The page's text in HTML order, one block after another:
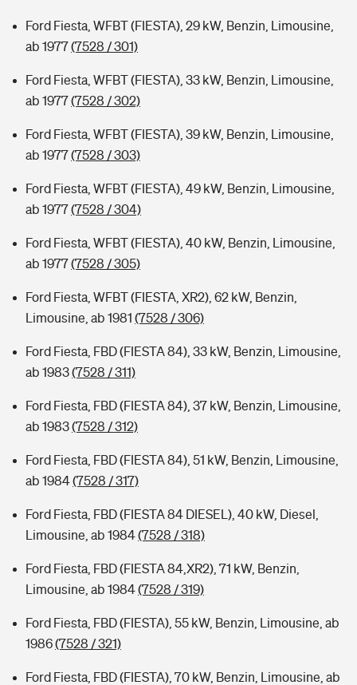
Ford Fiesta, WFBT (FIESTA), 29 kW, Benzin, Limousine,
ab 1977(7528 / 301)
Ford Fiesta, WFBT (FIESTA), 33 kW, Benzin, Limousine,
ab 1977(7528 / 302)
Ford Fiesta, WFBT (FIESTA), 39 kW, Benzin, Limousine,
ab 1977(7528 / 303)
Ford Fiesta, WFBT (FIESTA), 49 kW, Benzin, Limousine,
ab 1977(7528 / 304)
Ford Fiesta, WFBT (FIESTA), 40 kW, Benzin, Limousine,
ab 1977(7528 / 305)
Ford Fiesta, WFBT (FIESTA, XR2), 62 kW, Benzin,
Limousine, ab 1981 (7528 / 306)
Ford Fiesta, FBD (FIESTA 84), 33 kW, Benzin, Limousine,
ab 1983(7528 / 311)
Ford Fiesta, FBD (FIESTA 84), 37 kW, Benzin, Limousine,
ab 1983(7528 / 312)
Ford Fiesta, FBD (FIESTA 84), 51 kW, Benzin, Limousine,
ab 1984(7528 / 317)
Ford Fiesta, FBD (FIESTA 84 DIESEL), 40 kW, Diesel,
Limousine, ab 1984(7528 / 318)
Ford Fiesta, FBD (FIESTA 84,XR2), 71 kW, Benzin,
Limousine, ab 1984(7528 / 319)
Ford Fiesta, FBD (FIESTA), 55 kW, Benzin, Limousine, ab
1986(7528 / 321)
Ford Fiesta, FBD (FIESTA), 70 kW, Benzin, Limousine, ab